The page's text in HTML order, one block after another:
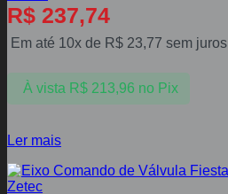
R$ 237,74
Em até 10x de R$ 23,77 sem juros
À vista R$213,96 no Pix
Ler mais